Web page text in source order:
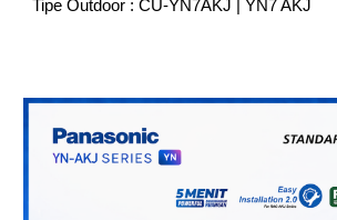
Tipe Outdoor : CU-YN7AKJ | YN7 AKJ